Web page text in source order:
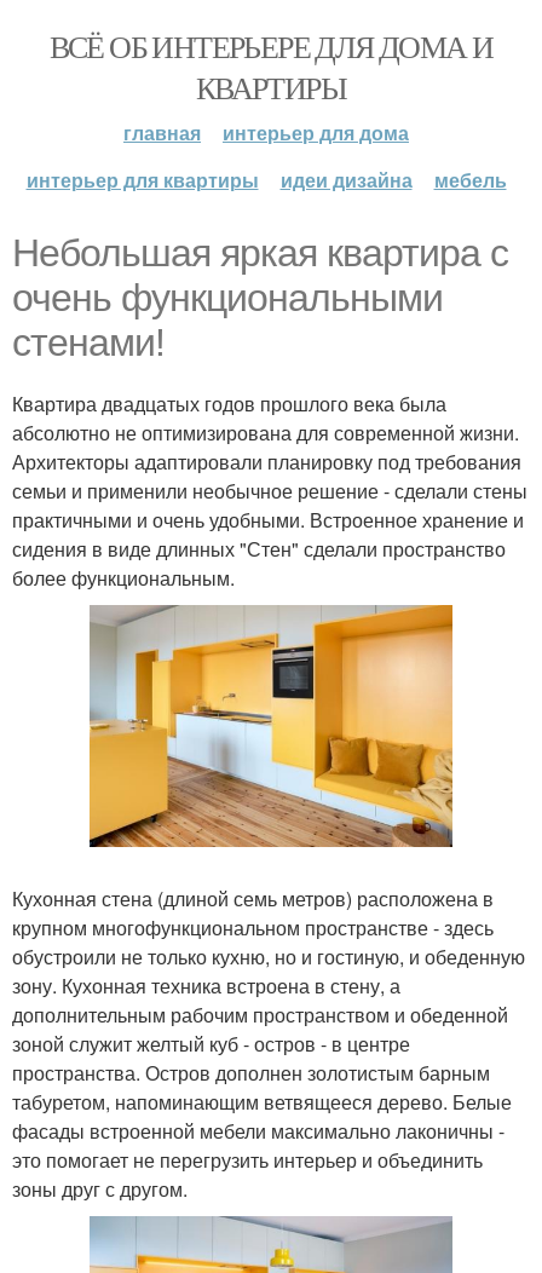
ВСЁ ОБ ИНТЕРЬЕРЕ ДЛЯ ДОМА И
КВАРТИРЫ
главная
интерьер для дома
интерьер для квартиры
идеи дизайна мебель
Небольшая яркая квартира с
очень функциональными
стенами!
Квартира двадцатых годов прошлого века была
абсолютно не оптимизирована для современной жизни.
Архитекторы адаптировали планировку под требования
семьи и применили необычное решение - сделали стены
практичными и очень удобными. Встроенное хранение и
сидения в виде длинных "Стен" сделали пространство
более функциональным.
Кухонная стена (длиной семь метров) расположена в
крупном многофункциональном пространстве - здесь
обустроили не только кухню, но и гостиную, и обеденную
зону. Кухонная техника встроена в стену, а
дополнительным рабочим пространством и обеденной
зоной служит желтый куб - остров - в центре
пространства. Остров дополнен золотистым барным
табуретом, напоминающим ветвящееся дерево. Белые
фасады встроенной мебели максимально лаконичны -
это помогает не перегрузить интерьер и объединить
зоны друг с другом.